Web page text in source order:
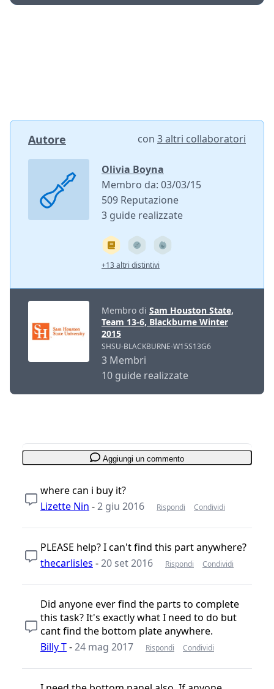
Autore con 3 altri collaboratori
Olivia Boyna
Membro da: 03/03/15
509 Reputazione
3 guide realizzate
+13 altri distintivi
Membro di Sam Houston State,
Team 13-6, Blackburne Winter
2015
SHSU-BLACKBURNE-W15S13G6
3 Membri
10 guide realizzate
Aggiungi un commento
where can i buy it?
Lizette Nin -2 giu 2016 Rispondi Condividi
PLEASE help? I can't find this part anywhere?
thecarlisles -20 set 2016 Rispondi Condividi
Did anyone ever find the parts to complete
this task? It's exactly what I need to do but
cant find the bottom plate anywhere.
Billy T-24 mag 2017 Rispondi Condividi